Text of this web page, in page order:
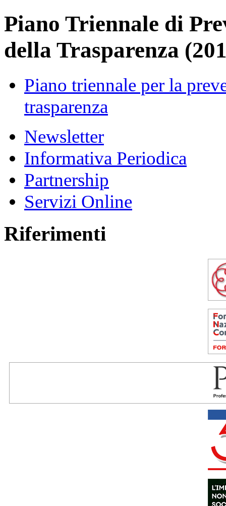
Piano Triennale di
della Trasparenza
Piano triennale per la
trasparenza
Newsletter
Informativa Periodica
Partnership
Servizi Online
Riferimenti